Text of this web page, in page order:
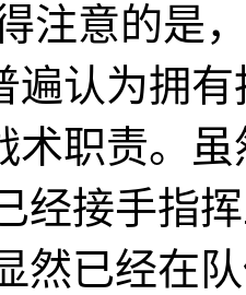
注意的是
遍认为拥
术职责。
经接手指
然已经在